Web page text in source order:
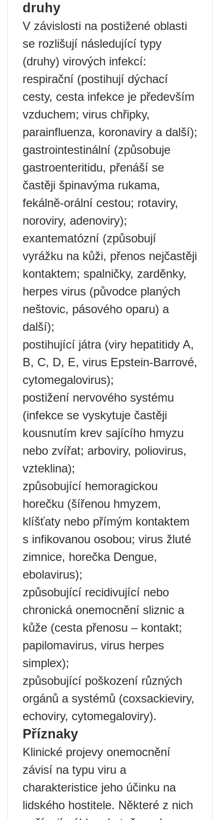
druhy
V závislosti na postižené oblasti
se rozlišují následující typy
(druhy) virových infekcí:
respirační (postihují dýchací
cesty, cesta infekce je především
vzduchem; virus chřipky,
parainfluenza, koronaviry a další);
gastrointestinální (způsobuje
gastroenteritidu, přenáší se
častěji špinavýma rukama,
fekálně-orální cestou; rotaviry,
noroviry, adenoviry);
exantematózní (způsobují
vyrážku na kůži, přenos nejčastěji
kontaktem; spalničky, zarděnky,
herpes virus (původce planých
neštovic, pásového oparu) a
další);
postihující játra (viry hepatitidy A,
B, C, D, E, virus Epstein-Barrové,
cytomegalovirus);
postižení nervového systému
(infekce se vyskytuje častěji
kousnutím krev sajícího hmyzu
nebo zvířat; arboviry, poliovirus,
vzteklina);
způsobující hemoragickou
horečku (šířenou hmyzem,
klíšťaty nebo přímým kontaktem
s infikovanou osobou; virus žluté
zimnice, horečka Dengue,
ebolavirus);
způsobující recidivující nebo
chronická onemocnění sliznic a
kůže (cesta přenosu – kontakt;
papilomavirus, virus herpes
simplex);
způsobující poškození různých
orgánů a systémů (coxsackieviry,
echoviry, cytomegaloviry).
Příznaky
Klinické projevy onemocnění
závisí na typu viru a
charakteristice jeho účinku na
lidského hostitele. Některé z nich